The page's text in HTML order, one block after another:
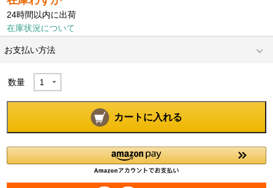
24時間以内に出荷
在庫状況について
お支払い方法
数量
カートに入れる